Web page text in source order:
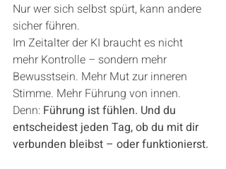
Nur wer sich selbst spürt, kann andere
sicher führen.
Im Zeitalter der KI braucht es nicht
mehr Kontrolle – sondern mehr
Bewusstsein. Mehr Mut zur inneren
Stimme. Mehr Führung von innen.
Denn: Führung ist fühlen. Und du
entscheidest jeden Tag, ob du mit dir
verbunden bleibst – oder funktionierst.